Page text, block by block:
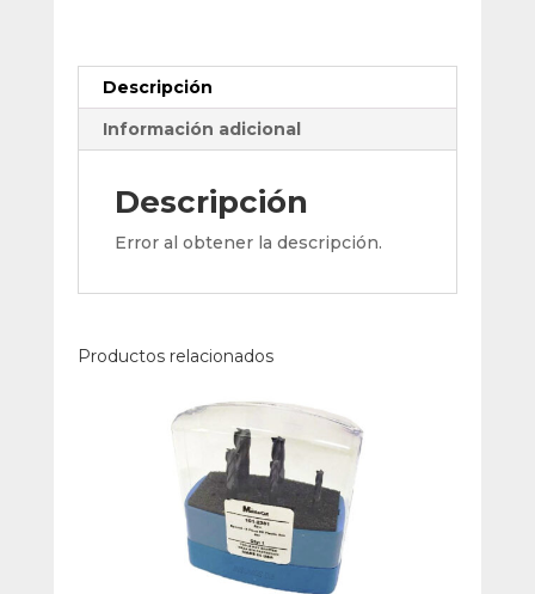
3/8
(9,52
Mm)
X
Descripción
Información adicional
Descripción
Error al obtener la descripción.
Productos relacionados